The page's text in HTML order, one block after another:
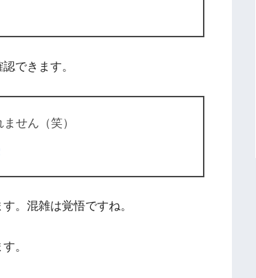
できます。
せん（笑）
。混雑は覚悟ですね。
。